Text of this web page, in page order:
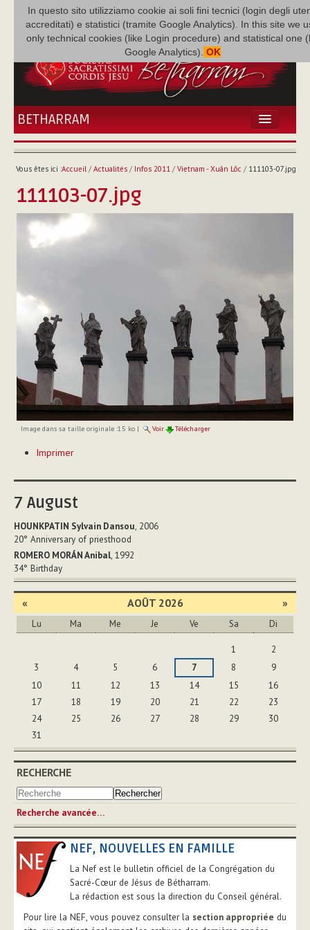
In questo sito utilizziamo cookie ai soli fini tecnici (login degli
accreditati) e statistici (tramite Google Analytics). In this site we
only technical cookies (like Login procedure) and statistical one
Google Analytics). OK
BETHARRAM
ACCUEIL
FAMILLE
MISSION
NEF
Vous êtes ici :Accueil/ Actualités/ Infos 2011/ Vietnam - Xuân Lôc / 111103-07.jpg
111103-07.jpg
Image dans sa taille originale :15 ko| Voir Télécharger
sur
document
Imprimer
7 August
HOUNKPATIN Sylvain Dansou, 2006
20° Anniversary of priesthood
ROMERO MORÁN Anibal, 1992
34° Birthday
« AOÛT 2026 »
Lu Ma Me Je Ve Sa Di
1
2
3
4 5 6 7 8
9
10
11 12 13 14 15
16
17
18 19 20 21 22
23
24
25 26 27 28 29
30
31
RECHERCHE
Recherche avancée…
NEF, NOUVELLES EN FAMILLE
La Nef est le bulletin officiel de la Congrégation du
Sacré-Cœur de Jésus de Bétharram.
La rédaction est sous la direction du Conseil général.
Pour lire la NEF, vous pouvez consulter la section appropriée du